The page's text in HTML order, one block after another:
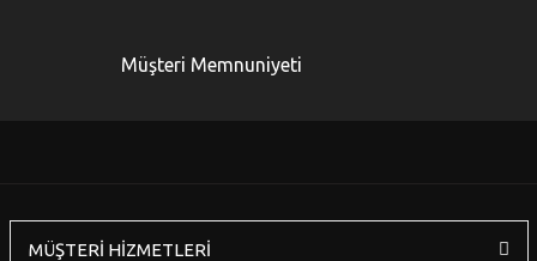
Müşteri Memnuniyeti
MÜŞTERİ HİZMETLERİ